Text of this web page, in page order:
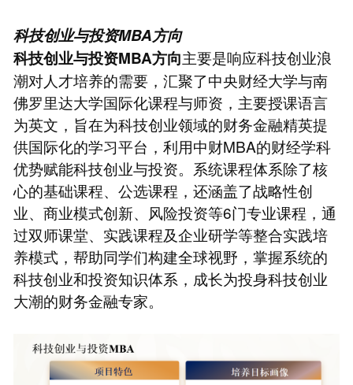
科技创业与投资MBA方向
科技创业与投资MBA方向主要是响应科技创业浪
潮对人才培养的需要，汇聚了中央财经大学与南
佛罗里达大学国际化课程与师资，主要授课语言
为英文，旨在为科技创业领域的财务金融精英提
供国际化的学习平台，利用中财MBA的财经学科
优势赋能科技创业与投资。系统课程体系除了核
心的基础课程、公选课程，还涵盖了战略性创
业、商业模式创新、风险投资等6门专业课程，通
过双师课堂、实践课程及企业研学等整合实践培
养模式，帮助同学们构建全球视野，掌握系统的
科技创业和投资知识体系，成长为投身科技创业
大潮的财务金融专家。